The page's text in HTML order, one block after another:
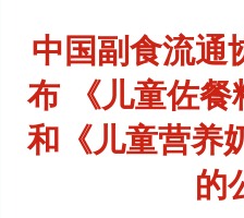
中国副食流通
布 《儿童佐餐
和《儿童营养
的